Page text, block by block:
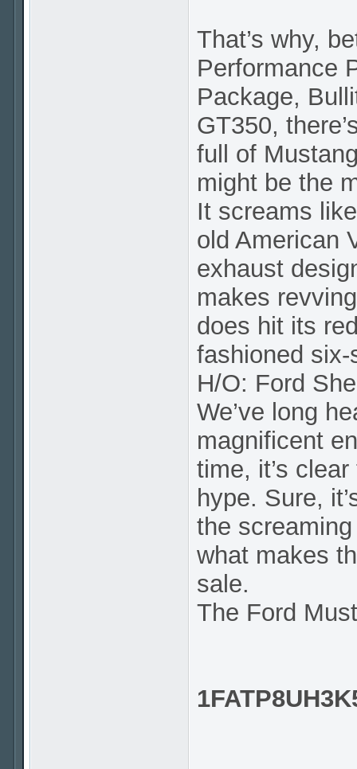
That’s why,
Performance
Package,
GT350,
full of
might be the
It screams
old American
exhaust
makes
does hit its
fashioned
H/O: Ford
We’ve long
magnificent
time, it’s
hype. Sure,
the
what makes
sale.
The Ford